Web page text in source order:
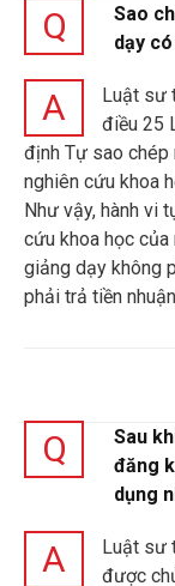
Q
Sao
dạy
A
Luật sư
điều 25
định Tự sao
nghiên cứu khoa
Như vậy, hành vi
cứu khoa học
giảng dạy không
phải trả tiền
Q
Sau
đăng
dụng
A
Luật sư
được